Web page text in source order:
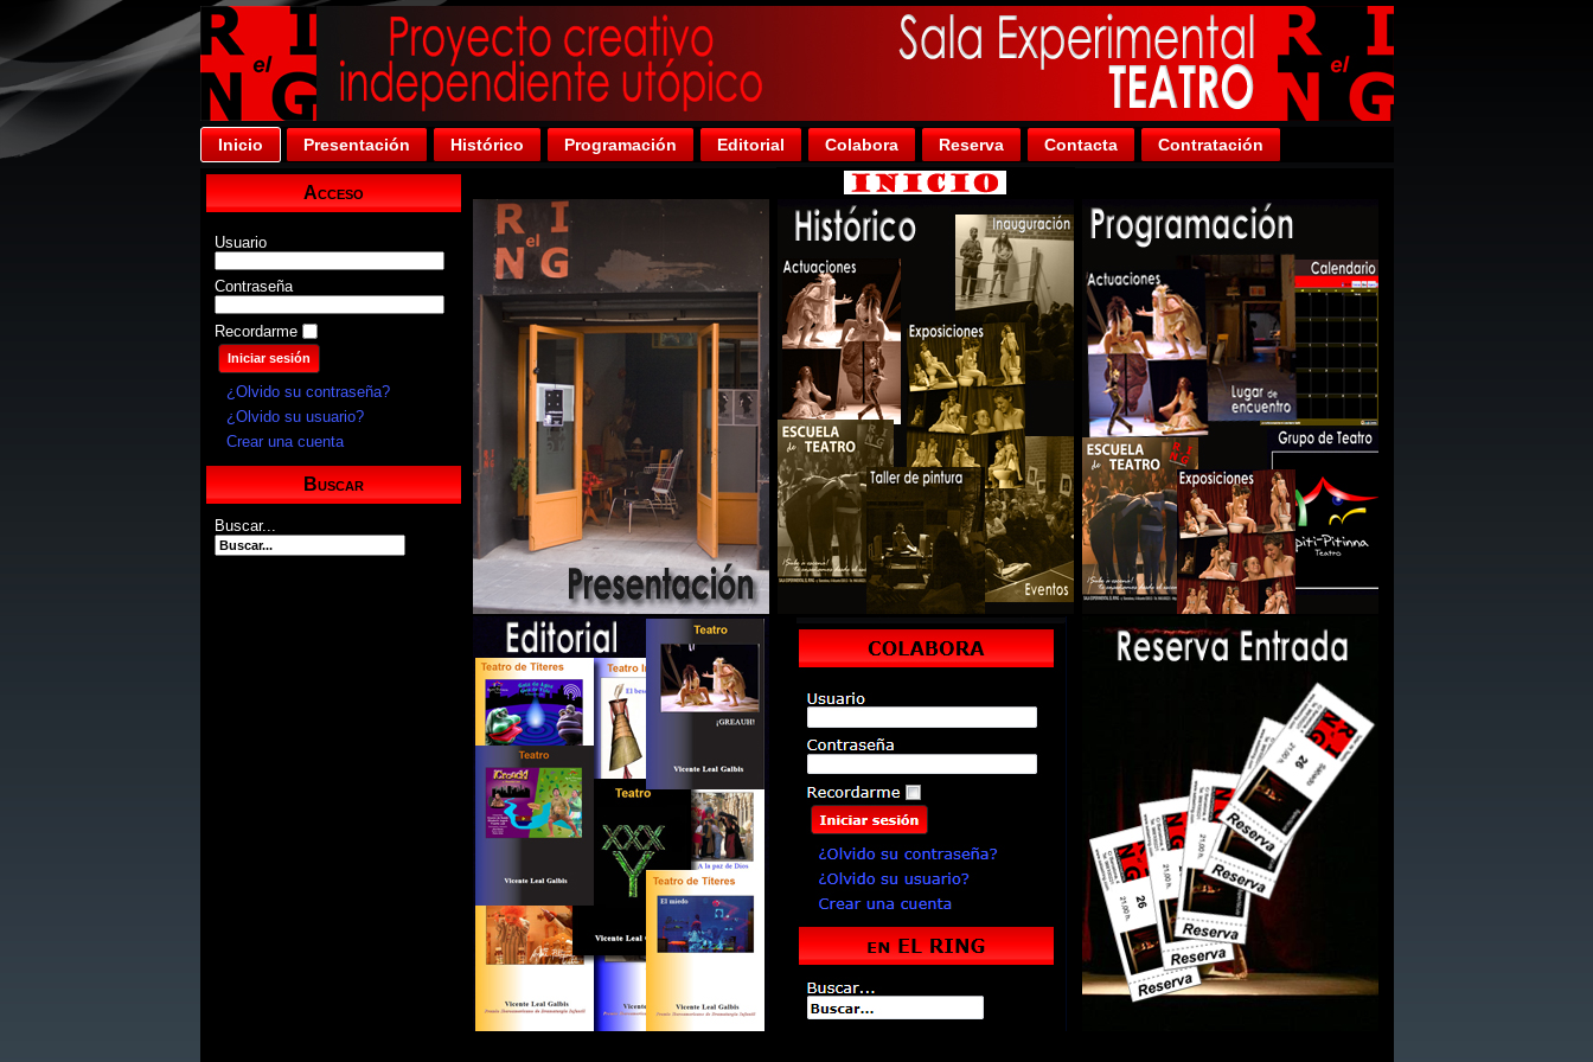
Inicio Presentación Histórico Programación Editorial Colabora Reserva Contacta Contratación
Acceso
Usuario
Contraseña
Recordarme
¿Olvido su contraseña?
¿Olvido su usuario?
Crear una cuenta
Buscar
Buscar...